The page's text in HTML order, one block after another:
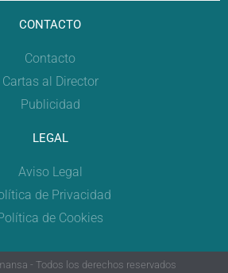
CONTACTO
Contacto
Cartas al Director
Publicidad
LEGAL
Aviso Legal
de Privacidad
de Cookies
- Todos los derechos reservados